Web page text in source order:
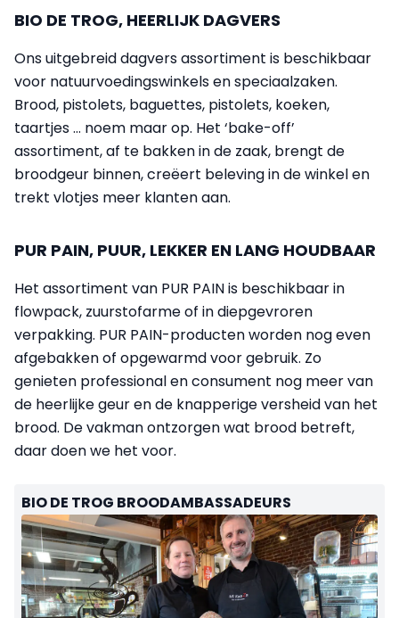
BIO DE TROG, HEERLIJK DAGVERS
Ons uitgebreid dagvers assortiment is beschikbaar
voor natuurvoedingswinkels en speciaalzaken.
Brood, pistolets, baguettes, pistolets, koeken,
taartjes … noem maar op. Het ‘bake-off’
assortiment, af te bakken in de zaak, brengt de
broodgeur binnen, creëert beleving in de winkel en
trekt vlotjes meer klanten aan.
PUR PAIN, PUUR, LEKKER EN LANG HOUDBAAR
Het assortiment van PUR PAIN is beschikbaar in
flowpack, zuurstofarme of in diepgevroren
verpakking. PUR PAIN-producten worden nog even
afgebakken of opgewarmd voor gebruik. Zo
genieten professional en consument nog meer van
de heerlijke geur en de knapperige versheid van het
brood. De vakman ontzorgen wat brood betreft,
daar doen we het voor.
BIO DE TROG BROODAMBASSADEURS